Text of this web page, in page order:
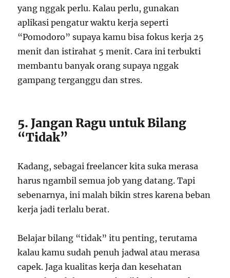
yang nggak perlu. Kalau perlu, gunakan
aplikasi pengatur waktu kerja seperti
“Pomodoro” supaya kamu bisa fokus kerja 25
menit dan istirahat 5 menit. Cara ini terbukti
membantu banyak orang supaya nggak
gampang terganggu dan stres.
5. Jangan Ragu untuk Bilang
“Tidak”
Kadang, sebagai freelancer kita suka merasa
harus ngambil semua job yang datang. Tapi
sebenarnya, ini malah bikin stres karena beban
kerja jadi terlalu berat.
Belajar bilang “tidak” itu penting, terutama
kalau kamu sudah penuh jadwal atau merasa
capek. Jaga kualitas kerja dan kesehatan